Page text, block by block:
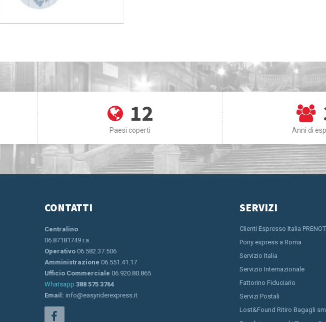
12
Paesi coperti Anni di
CONTATTI
Centralino
06.87181749 r.a.
Operativo06.582.37.506
Amministrazione 06.551.41.17
Ufficio Commerciale 06.920.80.865
Whatsapp 388 575 3764
Email: info@easyriderexpress.it
SERVIZI
Clienti Espresso Italia
Pony express a Roma
Servizio Italia
Servizio Internazionale
Fattorino Fiduciario
Servizi Postali
Lost&Found Ritiro Bagagli